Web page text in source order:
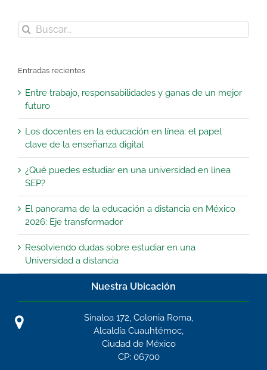
Buscar:
Entradas recientes
Entre trabajo, responsabilidades y ganas de un mejor
futuro
Los docentes en la educación en línea: el papel
clave de la enseñanza digital
¿Qué puedes estudiar en una universidad en línea
SEP?
El panorama de la educación a distancia en México
2026: Eje transformador
Resolviendo dudas sobre estudiar en una
Universidad a distancia
Nuestra Ubicación
Sinaloa 172, Colonia Roma,
Alcaldía Cuauhtémoc,
Ciudad de México
CP: 06700